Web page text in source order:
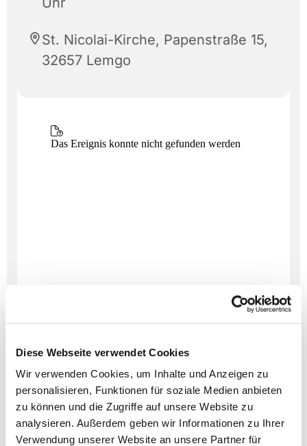
Diese Webseite verwendet Cookies
Wir verwenden Cookies, um Inhalte und Anzeigen zu
personalisieren, Funktionen für soziale Medien anbieten
zu können und die Zugriffe auf unsere Website zu
analysieren. Außerdem geben wir Informationen zu Ihrer
Verwendung unserer Website an unsere Partner für
St. Nicolai-Kirche, Papenstraße 15,
32657 Lemgo
Dies könnte Sie auch
interessieren